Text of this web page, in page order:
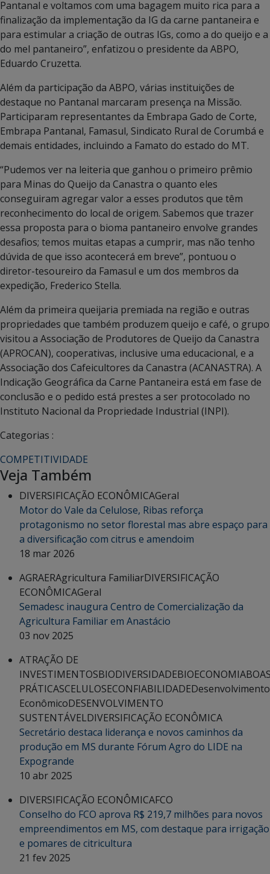
Pantanal e voltamos com uma bagagem muito rica para a
finalização da implementação da IG da carne pantaneira e
para estimular a criação de outras IGs, como a do queijo e a
do mel pantaneiro”, enfatizou o presidente da ABPO,
Eduardo Cruzetta.
Além da participação da ABPO, várias instituições de
destaque no Pantanal marcaram presença na Missão.
Participaram representantes da Embrapa Gado de Corte,
Embrapa Pantanal, Famasul, Sindicato Rural de Corumbá e
demais entidades, incluindo a Famato do estado do MT.
“Pudemos ver na leiteria que ganhou o primeiro prêmio
para Minas do Queijo da Canastra o quanto eles
conseguiram agregar valor a esses produtos que têm
reconhecimento do local de origem. Sabemos que trazer
essa proposta para o bioma pantaneiro envolve grandes
desafios; temos muitas etapas a cumprir, mas não tenho
dúvida de que isso acontecerá em breve”, pontuou o
diretor-tesoureiro da Famasul e um dos membros da
expedição, Frederico Stella.
Além da primeira queijaria premiada na região e outras
propriedades que também produzem queijo e café, o grupo
visitou a Associação de Produtores de Queijo da Canastra
(APROCAN), cooperativas, inclusive uma educacional, e a
Associação dos Cafeicultores da Canastra (ACANASTRA). A
Indicação Geográfica da Carne Pantaneira está em fase de
conclusão e o pedido está prestes a ser protocolado no
Instituto Nacional da Propriedade Industrial (INPI).
Categorias :
COMPETITIVIDADE
Veja Também
DIVERSIFICAÇÃO ECONÔMICAGeral
Motor do Vale da Celulose, Ribas reforça
protagonismo no setor florestal mas abre espaço para
a diversificação com citrus e amendoim
18 mar 2026
AGRAERAgricultura FamiliarDIVERSIFICAÇÃO
ECONÔMICAGeral
Semadesc inaugura Centro de Comercialização da
Agricultura Familiar em Anastácio
03 nov 2025
ATRAÇÃO DE
INVESTIMENTOSBIODIVERSIDADEBIOECONOMIA
PRÁTICASCELULOSECONFIABILIDADEDesenvolvimento
EconômicoDESENVOLVIMENTO
SUSTENTÁVELDIVERSIFICAÇÃO ECONÔMICA
Secretário destaca liderança e novos caminhos da
produção em MS durante Fórum Agro do LIDE na
Expogrande
10 abr 2025
DIVERSIFICAÇÃO ECONÔMICAFCO
Conselho do FCO aprova R$ 219,7 milhões para novos
empreendimentos em MS, com destaque para irrigação
e pomares de citricultura
21 fev 2025